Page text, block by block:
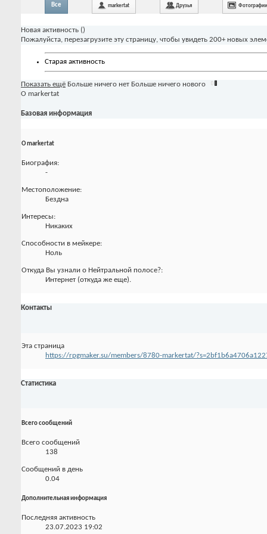
Все markertat Друзья Фотографии
Новая активность ()
Пожалуйста, перезагрузите эту страницу, чтобы увидеть 200+ новых
Старая активность
Показать ещё Больше ничего нет Больше ничего нового
О markertat
Базовая информация
О markertat
Биография:
-
Местоположение:
Бездна
Интересы:
Никаких
Способности в мейкере:
Ноль
Откуда Вы узнали о Нейтральной полосе?:
Интернет (откуда же еще).
Контакты
Эта страница
https://rpgmaker.su/members/8780-markertat/
Статистика
Всего сообщений
Всего сообщений
138
Сообщений в день
0.04
Дополнительная информация
Последняя активность
23.07.2023 19:02